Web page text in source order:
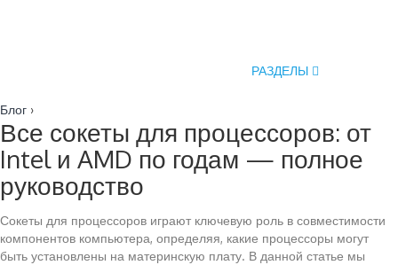
РАЗДЕЛЫ
Блог ›
Все сокеты для процессоров: от
Intel и AMD по годам — полное
руководство
Сокеты для процессоров играют ключевую роль в совместимости
компонентов компьютера, определяя, какие процессоры могут
быть установлены на материнскую плату. В данной статье мы